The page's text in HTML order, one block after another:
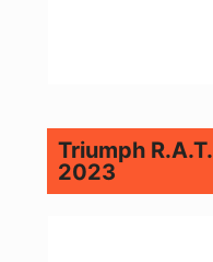
Triumph
2023